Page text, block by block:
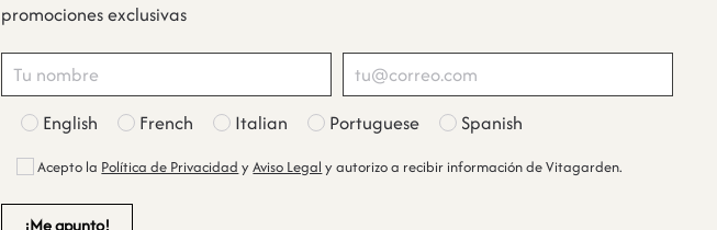
promociones exclusivas
English French Italian Portuguese Spanish
Acepto la Política de Privacidad yAviso Legal y autorizo a recibir información de Vitagarden.